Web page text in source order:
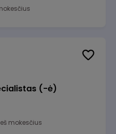
(-ė)
mokesčius